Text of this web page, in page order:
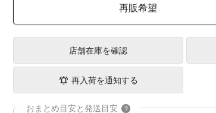
再販希望
店舗在庫を確認
再入荷を通知する
おまとめ目安と発送目安 ?